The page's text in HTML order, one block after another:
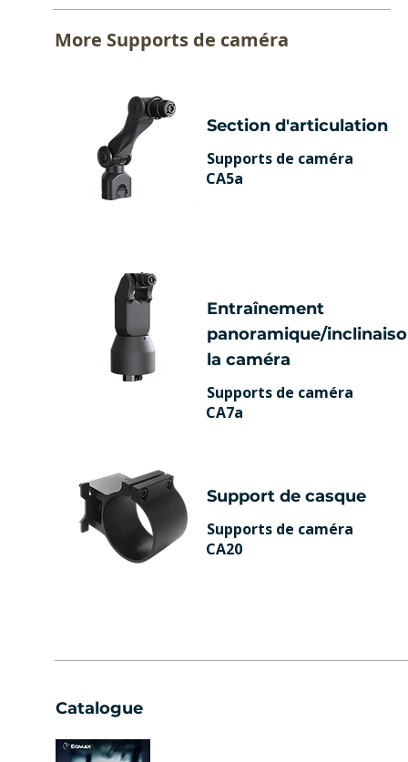
More Supports de caméra
Section d'articulation
Supports de caméra
CA5a
Entraînement
panoramique/
la caméra
Supports de caméra
CA7a
Support de casque
Supports de caméra
CA20
Catalogue